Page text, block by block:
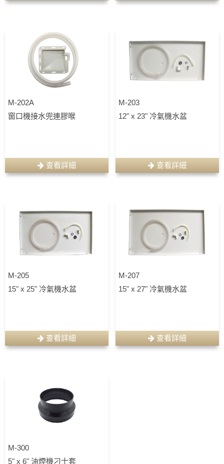
M-202A
窗口機接水兜連膠喉
查看詳細
M-203
12" x 23" 冷氣機水盆
查看詳細
M-205
15" x 25" 冷氣機水盆
查看詳細
M-207
15" x 27" 冷氣機水盆
查看詳細
M-300
5" x 6" 油煙機刁士套